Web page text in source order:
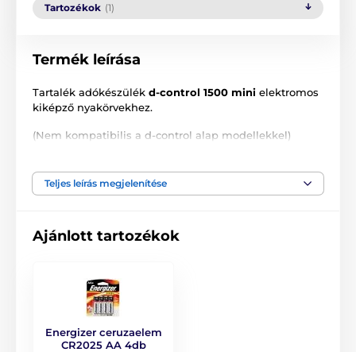
Tartozékok (1)
Termék leírása
Tartalék adókészülék d-control 1500 mini elektromos
kiképző nyakörvekhez.
(Nem kompatibilis a d-control alap modellekkel)
A termék előnyei:
Hatótávolság akár 1500 m
Akkumulátor állapotjelző lámpa
Impulzus, booster, hang funkciók
Teljes leírás megjelenítése
Ajánlott tartozékok
Energizer ceruzaelem
CR2025 AA 4db